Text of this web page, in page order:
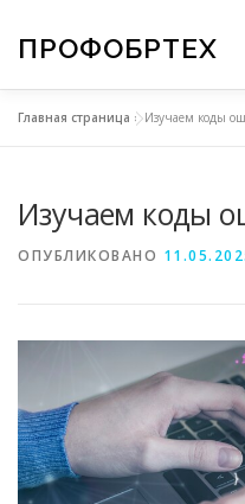
содержимому
ПРОФОБРТЕХ
КОНТАКТЫ
Главная страница »Изучаем коды
Изучаем коды
ОПУБЛИКОВАНО